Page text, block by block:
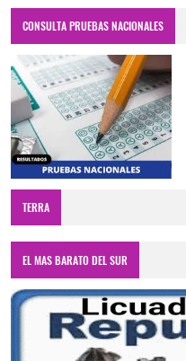
CONSULTA PRUEBAS NACIONALES
TERRA
EL MAS BARATO DEL SUR